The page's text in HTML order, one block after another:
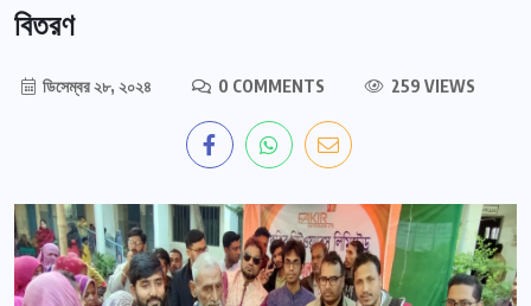
বিতরণ
ডিসেম্বর ২৮, ২০২৪ 0 COMMENTS 259 VIEWS